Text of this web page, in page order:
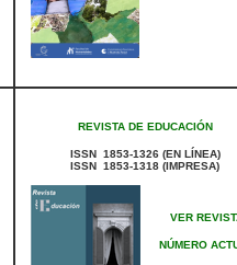
REVISTA DE EDUCACIÓN
ISSN 1853-1326 (EN LÍNEA)
ISSN 1853-1318 (IMPRESA)
VER
NÚMERO